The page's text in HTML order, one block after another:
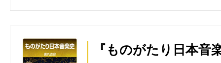
『ものがたり日本音